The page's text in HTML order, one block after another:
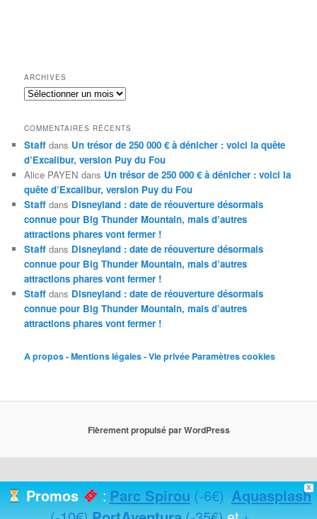
ARCHIVES
Archives
COMMENTAIRES RÉCENTS
Staff dans Un trésor de 250 000 € à dénicher : voici la quête
d’Excalibur, version Puy du Fou
Alice PAYEN dans Un trésor de 250 000 € à dénicher : voici la
quête d’Excalibur, version Puy du Fou
Staff dans Disneyland : date de réouverture désormais
connue pour Big Thunder Mountain, mais d’autres
attractions phares vont fermer !
Staff dans Disneyland : date de réouverture désormais
connue pour Big Thunder Mountain, mais d’autres
attractions phares vont fermer !
Staff dans Disneyland : date de réouverture désormais
connue pour Big Thunder Mountain, mais d’autres
attractions phares vont fermer !
A propos - Mentions légales - Vie privée Paramètres cookies
Fièrement propulsé par WordPress
X
Promos :Parc Spirou(-6€) Aquasplash